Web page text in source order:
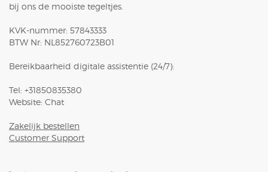
bij ons de mooiste tegeltjes.
KVK-nummer: 57843333
BTW Nr: NL852760723B01
Bereikbaarheid digitale assistentie (24/7):
Tel: +31850835380
Website: Chat
Zakelijk bestellen
Customer Support